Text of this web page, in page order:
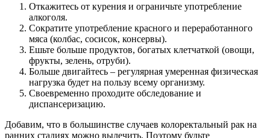
Откажитесь от курения и ограничьте употребление
алкоголя.
Сократите употребление красного и переработанного
мяса (колбас, сосисок, консервы).
Ешьте больше продуктов, богатых клетчаткой (овощи,
фрукты, зелень, отруби).
Больше двигайтесь – регулярная умеренная физическая
нагрузка будет на пользу всему организму.
Своевременно проходите обследование и
диспансеризацию.
Добавим, что в большинстве случаев колоректальный рак на
ранних стадиях можно вылечить. Поэтому будьте